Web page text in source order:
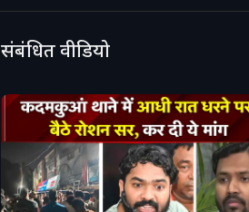
संबंधित वीडियो